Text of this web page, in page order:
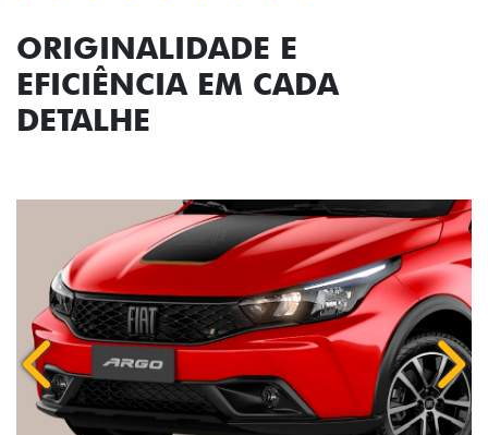
ORIGINALIDADE E
EFICIÊNCIA EM CADA
DETALHE
Anterior